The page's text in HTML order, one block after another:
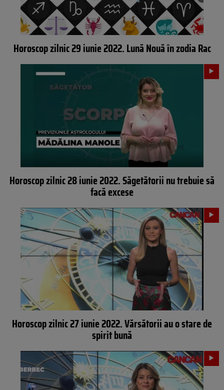
Horoscop zilnic 29 iunie 2022. Lună Nouă în zodia Rac
Horoscop zilnic 28 iunie 2022. Săgetătorii nu trebuie să
facă excese
Horoscop zilnic 27 iunie 2022. Vărsătorii au o stare de
spirit bună